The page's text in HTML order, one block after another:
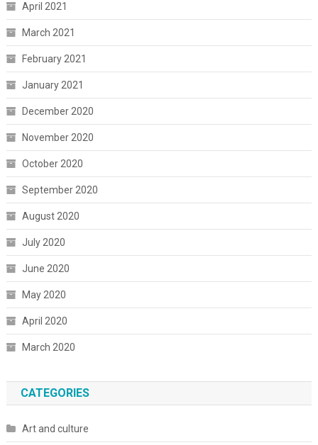
April 2021
March 2021
February 2021
January 2021
December 2020
November 2020
October 2020
September 2020
August 2020
July 2020
June 2020
May 2020
April 2020
March 2020
CATEGORIES
Art and culture